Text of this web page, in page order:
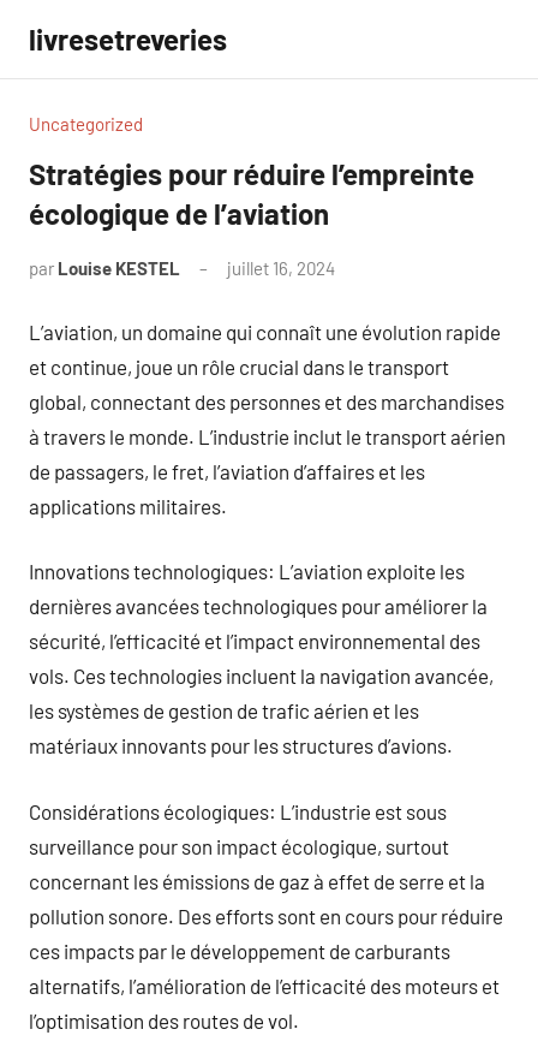
contenu
livresetreveries
Uncategorized
Stratégies pour réduire l’empreinte
écologique de l’aviation
par Louise KESTEL juillet 16, 2024
L’aviation, un domaine qui connaît une évolution rapide
et continue, joue un rôle crucial dans le transport
global, connectant des personnes et des marchandises
à travers le monde. L’industrie inclut le transport aérien
de passagers, le fret, l’aviation d’affaires et les
applications militaires.
Innovations technologiques: L’aviation exploite les
dernières avancées technologiques pour améliorer la
sécurité, l’efficacité et l’impact environnemental des
vols. Ces technologies incluent la navigation avancée,
les systèmes de gestion de trafic aérien et les
matériaux innovants pour les structures d’avions.
Considérations écologiques: L’industrie est sous
surveillance pour son impact écologique, surtout
concernant les émissions de gaz à effet de serre et la
pollution sonore. Des efforts sont en cours pour réduire
ces impacts par le développement de carburants
alternatifs, l’amélioration de l’efficacité des moteurs et
l’optimisation des routes de vol.